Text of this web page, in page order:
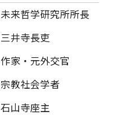
未来哲学研究所所長
三井寺長吏
作家・元外交官
宗教社会学者
石山寺座主